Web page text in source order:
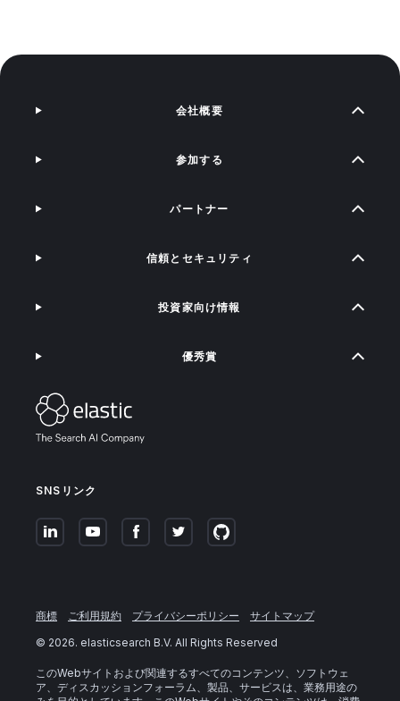
SNSリンク
会社概要
参加する
パートナー
信頼とセキュリティ
投資家向け情報
優秀賞
商標 ご利用規約 プライバシーポリシー
サイトマップ
© 2026. elasticsearch B.V. All Rights Reserved
このWebサイトおよび関連するすべてのコンテンツ、ソフトウェ
ア、ディスカッションフォーラム、製品、サービスは、業務用途の